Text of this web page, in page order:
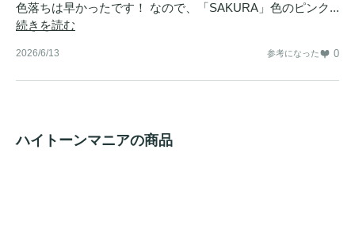
色落ちは早かったです！ なので、「SAKURA」色のピンク...
続きを読む
2026/6/13 参考になった 0
ハイトーンマニアの商品